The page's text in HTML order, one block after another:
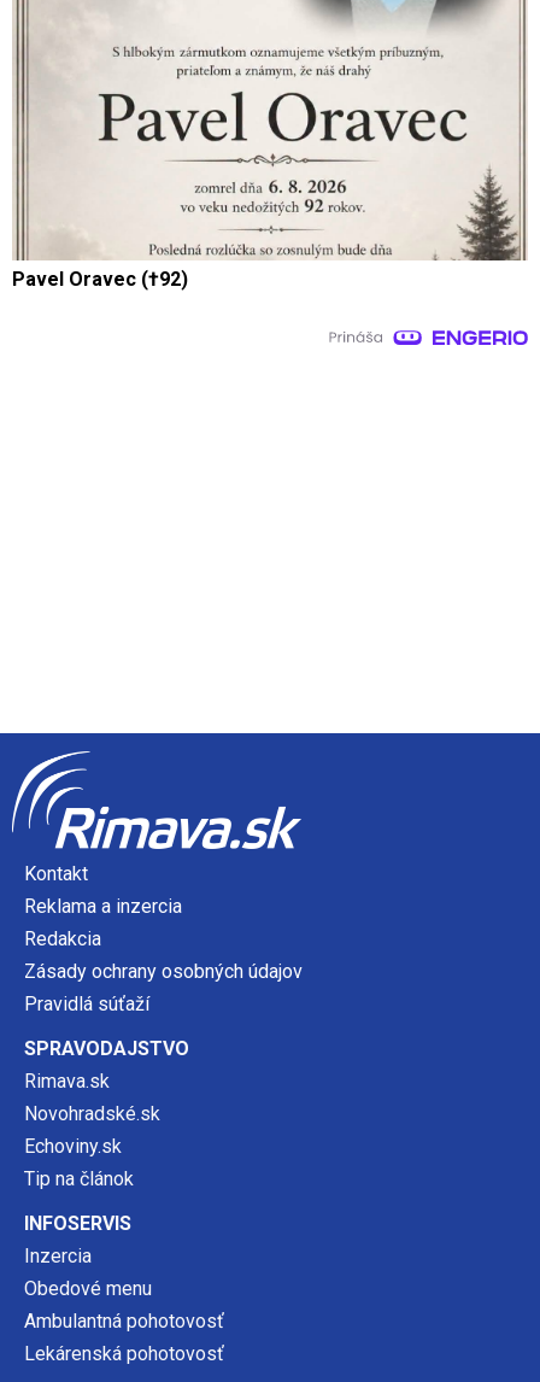
Pavel Oravec (†92)
Kontakt
Reklama a inzercia
Redakcia
Zásady ochrany osobných údajov
Pravidlá súťaží
SPRAVODAJSTVO
Rimava.sk
Novohradské.sk
Echoviny.sk
Tip na článok
INFOSERVIS
Inzercia
Obedové menu
Ambulantná pohotovosť
Lekárenská pohotovosť